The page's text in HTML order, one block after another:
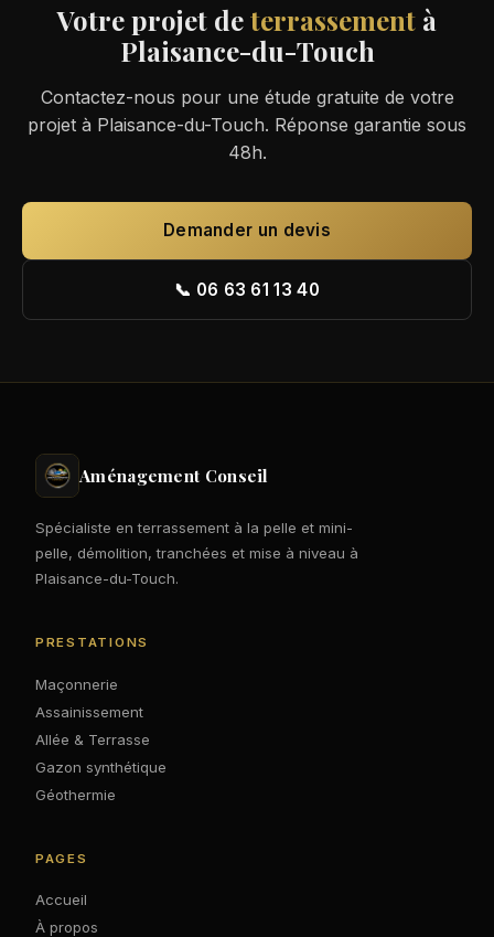
Votre projet deterrassement à
Plaisance-du-Touch
Contactez-nous pour une étude gratuite de votre
projet à Plaisance-du-Touch. Réponse garantie sous
48h.
Demander un devis
📞 06 63 61 13 40
Aménagement Conseil
Spécialiste en terrassement à la pelle et mini-
pelle, démolition, tranchées et mise à niveau à
Plaisance-du-Touch.
PRESTATIONS
Maçonnerie
Assainissement
Allée & Terrasse
Gazon synthétique
Géothermie
PAGES
Accueil
À propos